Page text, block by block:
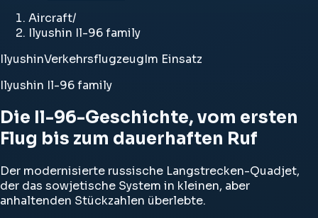
Aircraft/
Ilyushin Il-96 family
IlyushinVerkehrsflugzeugIm Einsatz
Ilyushin Il-96 family
Die Il-96-Geschichte, vom ersten
Flug bis zum dauerhaften Ruf
Der modernisierte russische Langstrecken-Quadjet,
der das sowjetische System in kleinen, aber
anhaltenden Stückzahlen überlebte.